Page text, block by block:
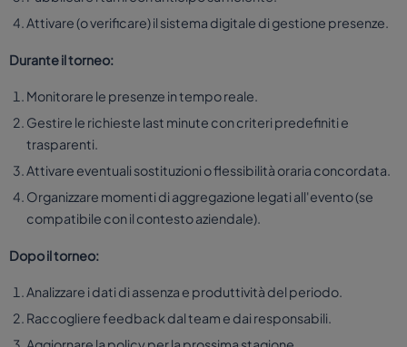
Attivare (o verificare) il sistema digitale di gestione presenze.
Durante il torneo:
Monitorare le presenze in tempo reale.
Gestire le richieste last minute con criteri predefiniti e
trasparenti.
Attivare eventuali sostituzioni o flessibilità oraria concordata.
Organizzare momenti di aggregazione legati all'evento (se
compatibile con il contesto aziendale).
Dopo il torneo:
Analizzare i dati di assenza e produttività del periodo.
Raccogliere feedback dal team e dai responsabili.